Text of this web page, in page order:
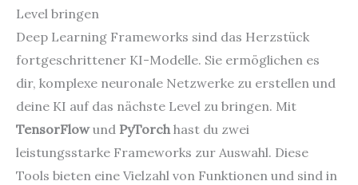
Level bringen
Deep Learning Frameworks sind das Herzstück
fortgeschrittener KI-Modelle. Sie ermöglichen es
dir, komplexe neuronale Netzwerke zu erstellen und
deine KI auf das nächste Level zu bringen. Mit
TensorFlowund PyTorchhast du zwei
leistungsstarke Frameworks zur Auswahl. Diese
Tools bieten eine Vielzahl von Funktionen und sind in